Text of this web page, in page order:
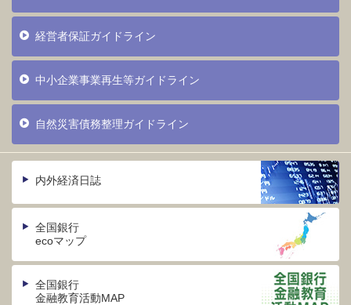
経営者保証ガイドライン
中小企業事業再生等ガイドライン
自然災害債務整理ガイドライン
内外経済日誌
全国銀行
ecoマップ
全国銀行
金融教育活動MAP